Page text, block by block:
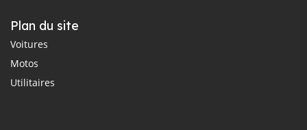
Plan du site
Voitures
Motos
Utilitaires